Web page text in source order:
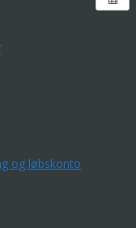
og løbskonto